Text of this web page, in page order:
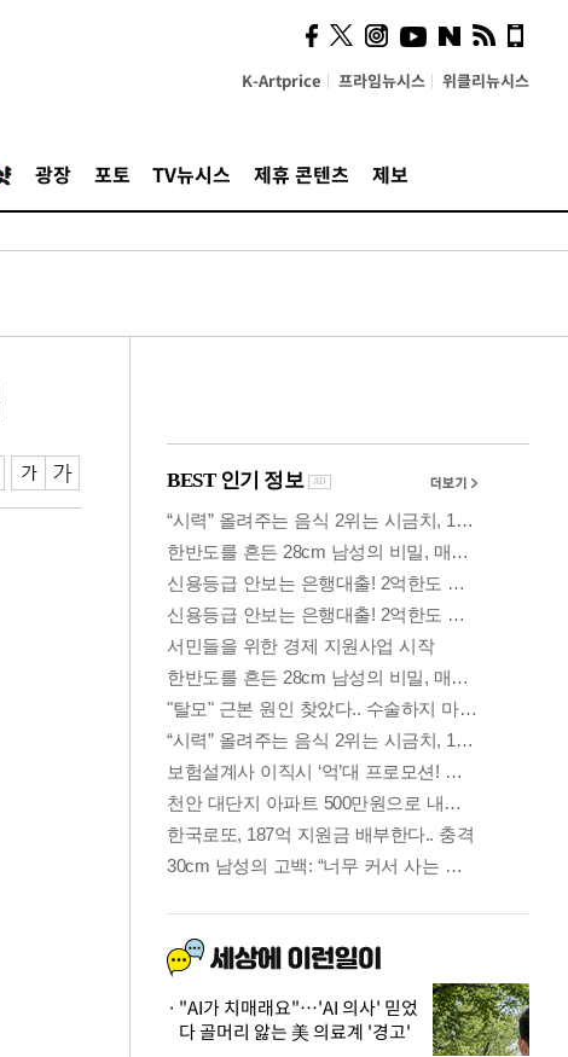
K-Artprice 프라임뉴시스 위클리뉴시스
광장 포토 TV뉴시스 제휴 콘텐츠 제보
시, 스마트폰 액세서리에
NFC 더했다
"AI가 치매래요"…'AI 의사' 믿었
다 골머리 앓는 美 의료계 '경고'